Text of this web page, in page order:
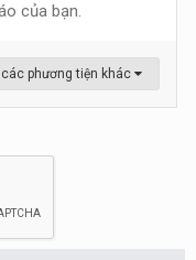
của bạn.
các phương tiện khác